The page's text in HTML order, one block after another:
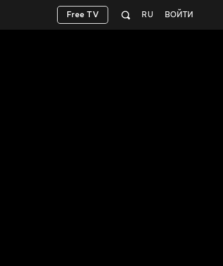
ВОЙТИ
RU
Free TV